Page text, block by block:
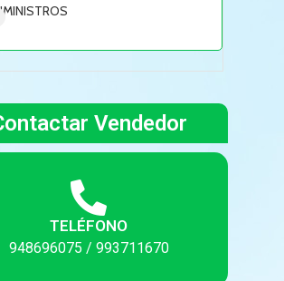
Vendedor
TELÉFONO
948696075 / 993711670